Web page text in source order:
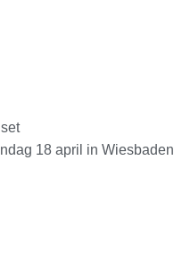
18 april in Wiesbaden